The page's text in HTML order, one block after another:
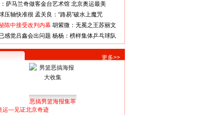
萨马兰奇做客金台艺术馆 北京奥运最美
压轴快准很 孟关良：“路易”破水上魔咒
陈中接受改判内幕 胡紫微：无冕之王苏丽文
感觉吕鑫会出问题 杨杨：榜样集体乒乓球队
更多>>
恶搞男篮海报集萃
运—见证北京奇迹